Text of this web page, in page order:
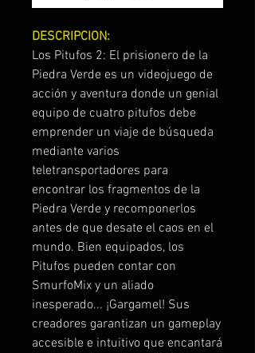
DESCRIPCION:
Los Pitufos 2: El prisionero de la
Piedra Verde es un videojuego de
acción y aventura donde un genial
equipo de cuatro pitufos debe
emprender un viaje de búsqueda
mediante varios
teletransportadores para
encontrar los fragmentos de la
Piedra Verde y recomponerlos
antes de que desate el caos en el
mundo. Bien equipados, los
Pitufos pueden contar con
SmurfoMix y un aliado
inesperado... ¡Gargamel! Sus
creadores garantizan un gameplay
accesible e intuitivo que encantará